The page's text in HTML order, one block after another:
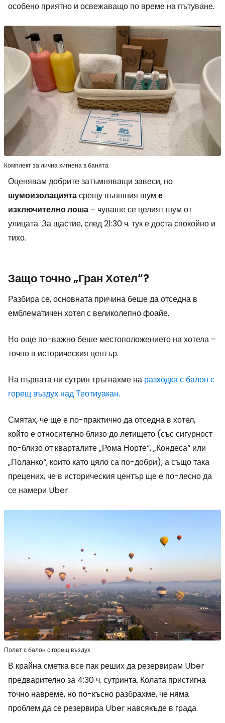
особено приятно и освежаващо по време на пътуване.
Комплект за лична хигиена в банята
Оценявам добрите затъмняващи завеси, но
шумоизолациятасрещу външния шум е
изключително лоша – чуваше се целият шум от
улицата. За щастие, след 21:30 ч. тук е доста спокойно и
тихо.
Защо точно „Гран Хотел“?
Разбира се, основната причина беше да отседна в
емблематичен хотел с великолепно фоайе.
Но още по-важно беше местоположението на хотела –
точно в историческия център.
На първата ни сутрин тръгнахме на разходка с балон с
горещ въздух над Теотиуакан.
Смятах, че ще е по-практично да отседна в хотел,
който е относително близо до летището (със сигурност
по-близо от кварталите „Рома Норте“, „Кондеса“ или
„Поланко“, които като цяло са по-добри), а също така
прецених, че в историческия център ще е по-лесно да
се намери Uber.
Полет с балон с горещ въздух
В крайна сметка все пак реших да резервирам Uber
предварително за 4:30 ч. сутринта. Колата пристигна
точно навреме, но по-късно разбрахме, че няма
проблем да се резервира Uber навсякъде в града.